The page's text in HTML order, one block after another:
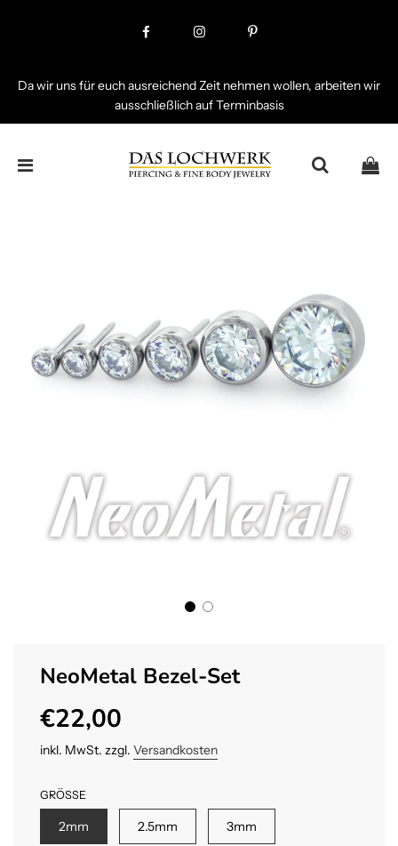
Da wir uns für euch ausreichend Zeit nehmen wollen, arbeiten wir
ausschließlich auf Terminbasis
NeoMetal Bezel-Set
Sonderpreis
Normaler
Preis
€22,00
inkl. MwSt. zzgl. Versandkosten
GRÖSSE
2mm 2.5mm 3mm